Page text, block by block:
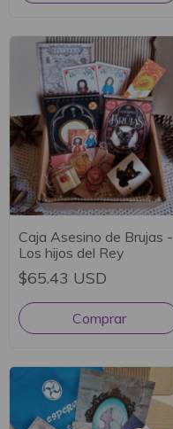
Caja Asesino de Brujas -
Los hijos del Rey
$65.43 USD